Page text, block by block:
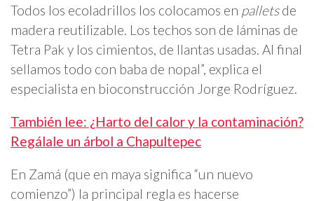
Todos los ecoladrillos los colocamos en palletsde
madera reutilizable. Los techos son de láminas de
Tetra Pak y los cimientos, de llantas usadas. Al final
sellamos todo con baba de nopal”, explica el
especialista en bioconstrucción Jorge Rodríguez.
También lee: ¿Harto del calor y la contaminación?
Regálale un árbol a Chapultepec
En Zamá (que en maya significa “un nuevo
comienzo”) la principal regla es hacerse